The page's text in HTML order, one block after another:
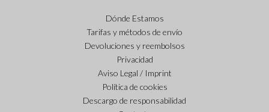
Dónde Estamos
Tarifas y métodos de envío
Devoluciones y reembolsos
Privacidad
Aviso Legal / Imprint
Política de cookies
Descargo de responsabilidad